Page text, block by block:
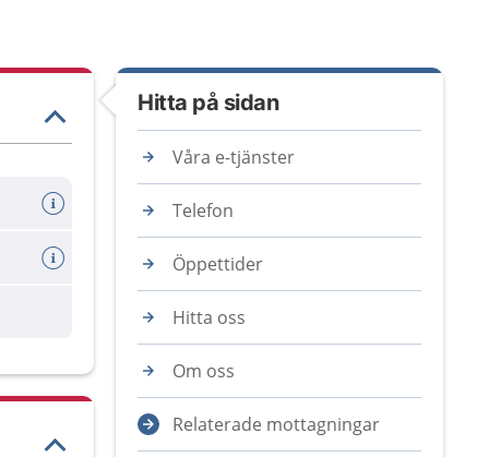
Hitta på sidan
Våra e-tjänster
Telefon
Öppettider
Hitta oss
Om oss
Relaterade mottagningar